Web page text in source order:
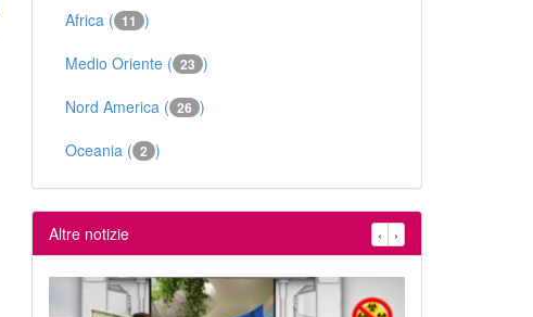
Africa ( 11 )
Medio Oriente ( 23 )
Nord America ( 26 )
Oceania ( 2 )
Altre notizie ‹ ›